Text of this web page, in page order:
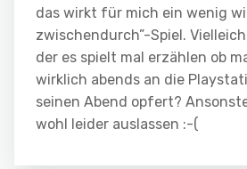
das wirkt für mich ein wenig
zwischendurch”-Spiel.
der es spielt mal erzählen ob
wirklich abends an die
seinen Abend opfert?
wohl leider auslassen :-(